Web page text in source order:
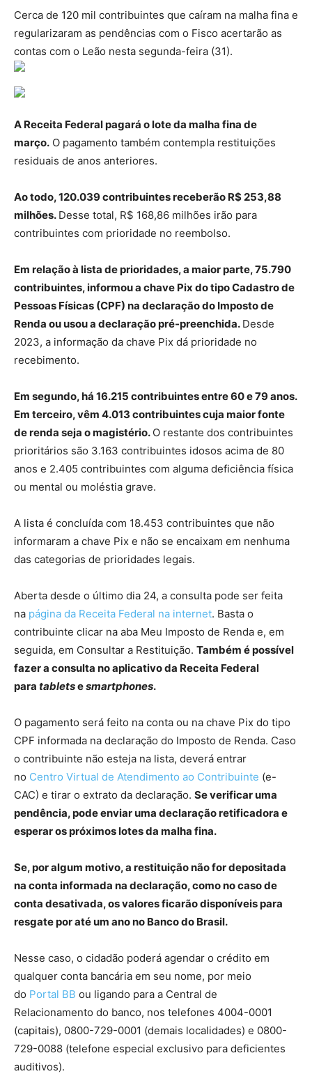
Cerca de 120 mil contribuintes que caíram na malha fina e
regularizaram as pendências com o Fisco acertarão as
contas com o Leão nesta segunda-feira (31).
A Receita Federal pagará o lote da malha fina de
março. O pagamento também contempla restituições
residuais de anos anteriores.
Ao todo, 120.039 contribuintes receberão R$ 253,88
milhões. Desse total, R$ 168,86 milhões irão para
contribuintes com prioridade no reembolso.
Em relação à lista de prioridades, a maior parte, 75.790
contribuintes, informou a chave Pix do tipo Cadastro de
Pessoas Físicas (CPF) na declaração do Imposto de
Renda ou usou a declaração pré-preenchida. Desde
2023, a informação da chave Pix dá prioridade no
recebimento.
Em segundo, há 16.215 contribuintes entre 60 e 79 anos.
Em terceiro, vêm 4.013 contribuintes cuja maior fonte
de renda seja o magistério. O restante dos contribuintes
prioritários são 3.163 contribuintes idosos acima de 80
anos e 2.405 contribuintes com alguma deficiência física
ou mental ou moléstia grave.
A lista é concluída com 18.453 contribuintes que não
informaram a chave Pix e não se encaixam em nenhuma
das categorias de prioridades legais.
Aberta desde o último dia 24, a consulta pode ser feita
na página da Receita Federal na internet. Basta o
contribuinte clicar na aba Meu Imposto de Renda e, em
seguida, em Consultar a Restituição. Também é possível
fazer a consulta no aplicativo da Receita Federal
para tabletsesmartphones.
O pagamento será feito na conta ou na chave Pix do tipo
CPF informada na declaração do Imposto de Renda. Caso
o contribuinte não esteja na lista, deverá entrar
no Centro Virtual de Atendimento ao Contribuinte (e-
CAC) e tirar o extrato da declaração. Se verificar uma
pendência, pode enviar uma declaração retificadora e
esperar os próximos lotes da malha fina.
Se, por algum motivo, a restituição não for depositada
na conta informada na declaração, como no caso de
conta desativada, os valores ficarão disponíveis para
resgate por até um ano no Banco do Brasil.
Nesse caso, o cidadão poderá agendar o crédito em
qualquer conta bancária em seu nome, por meio
do Portal BB ou ligando para a Central de
Relacionamento do banco, nos telefones 4004-0001
(capitais), 0800-729-0001 (demais localidades) e 0800-
729-0088 (telefone especial exclusivo para deficientes
auditivos).